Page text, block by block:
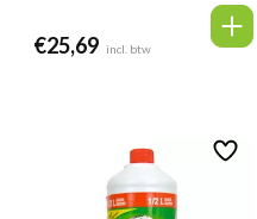
€25,69 incl. btw